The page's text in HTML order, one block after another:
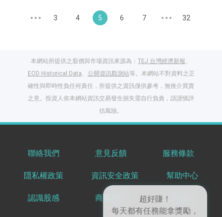
3 4 5 6 7 32
本網站所提供之股價與市場資訊來源為： TEJ 台灣經濟新報、
EOD Historical Data、 公開資訊觀測站等。本網站不對資料之正
確性與即時性負任何責任，所提供之資訊僅供參考，無推介買賣
之意。投資人依本網站資訊交易發生損失需自行負責，請謹慎評
估風險。
聯絡我們 意見反饋 服務條款
隱私權政策 資訊安全政策 幫助中心
認識股感 商業服務 共享知識
登入股感會員，閱讀
任一文章